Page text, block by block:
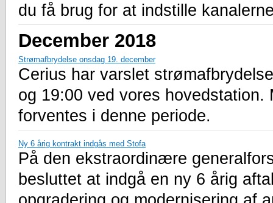
du få brug for at indstille
December 2018
Strømafbrydelse onsdag 19. december
Cerius har varslet
og 19:00 ved vores
forventes i denne periode.
Ny 6 årig kontrakt indgås med Stofa
På den ekstraordinære
besluttet at indgå en ny 6 årig